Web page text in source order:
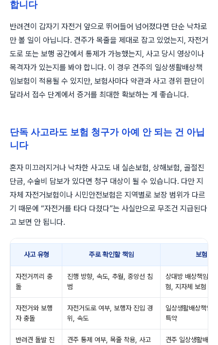
합니다
반려견이 갑자기 자전거 앞으로 뛰어들어 넘어졌다면 단순 낙차로
만 볼 일이 아닙니다. 견주가 목줄을 제대로 잡고 있었는지, 자전거
도로 또는 보행 공간에서 통제가 가능했는지, 사고 당시 영상이나
목격자가 있는지를 봐야 합니다. 이 경우 견주의 일상생활배상책
임보험이 적용될 수 있지만, 보험사마다 약관과 사고 경위 판단이
달라서 접수 단계에서 증거를 최대한 확보하는 게 좋습니다.
단독 사고라도 보험 청구가 아예 안 되는 건 아닙
니다
혼자 미끄러지거나 낙차한 사고도 내 실손보험, 상해보험, 골절진
단금, 수술비 담보가 있다면 청구 대상이 될 수 있습니다. 다만 지
자체 자전거보험이나 시민안전보험은 지역별로 보장 범위가 다르
기 때문에 “자전거를 타다 다쳤다”는 사실만으로 무조건 지급된다
고 보면 안 됩니다.
사고 유형 주로 확인할 책임 보험 확
자전거끼리 충
돌
진행 방향, 속도, 추월, 중앙선 침
범
상대방 배상책임보
험, 지자체 보험
자전거와 보행
자 충돌
자전거도로 여부, 보행자 진입 경
위, 속도
일상생활배상책임
특약
반려견 돌발 진
견주 통제 여부, 목줄 착용, 사고
견주 일상생활배상